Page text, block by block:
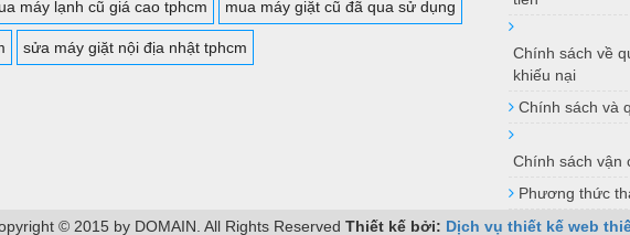
máy lạnh cũ giá cao tphcm mua máy giặt cũ đã qua sử dụng
sửa máy giặt nội địa nhật tphcm
Chính sách về
khiếu nại
Chính sách và
Chính sách vận
Phương thức
© 2015 by DOMAIN. All Rights Reserved Thiết kế bởi: Dịch vụ thiết kế web